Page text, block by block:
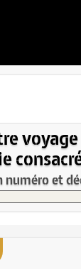
numéro et